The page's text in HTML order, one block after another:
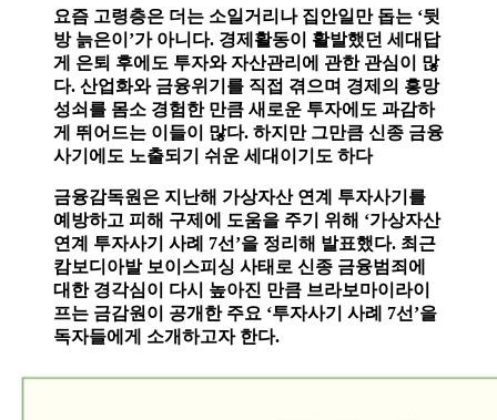
요즘 고령층은 더는 소일거리나 집안일만 돕는 ‘뒷
방 늙은이’가 아니다. 경제활동이 활발했던 세대답
게 은퇴 후에도 투자와 자산관리에 관한 관심이 많
다. 산업화와 금융위기를 직접 겪으며 경제의 흥망
성쇠를 몸소 경험한 만큼 새로운 투자에도 과감하
게 뛰어드는 이들이 많다. 하지만 그만큼 신종 금융
사기에도 노출되기 쉬운 세대이기도 하다
금융감독원은 지난해 가상자산 연계 투자사기를
예방하고 피해 구제에 도움을 주기 위해 ‘가상자산
연계 투자사기 사례 7선’을 정리해 발표했다. 최근
캄보디아발 보이스피싱 사태로 신종 금융범죄에
대한 경각심이 다시 높아진 만큼 브라보마이라이
프는 금감원이 공개한 주요 ‘투자사기 사례 7선’을
독자들에게 소개하고자 한다.